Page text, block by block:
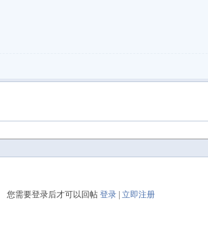
您需要登录后才可以回帖 登录 立即注册